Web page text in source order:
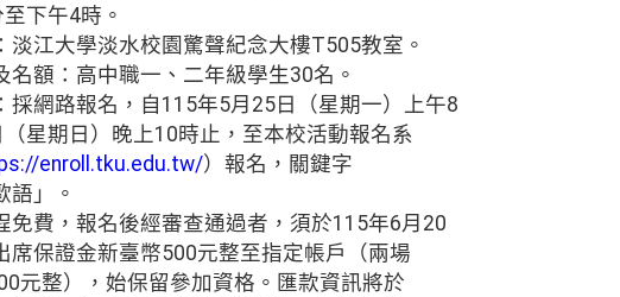
下午4時。
淡江大學淡水校園驚聲紀念大樓T505教室。
名額：高中職一、二年級學生30名。
採網路報名，自115年5月25日（星期一）上午8
星期日）晚上10時止，至本校活動報名系
enroll.tku.edu.tw/）報名，關鍵字
語」。
免費，報名後經審查通過者，須於115年6月20
席保證金新臺幣500元整至指定帳戶（兩場
元整），始保留參加資格。匯款資訊將於